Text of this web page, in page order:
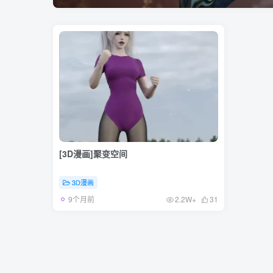
[3D漫画]聚变空间
3D漫画
9个月前 2.2W+ 31